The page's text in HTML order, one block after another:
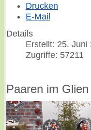
Drucken
E-Mail
Details
Erstellt: 25. Juni
Zugriffe: 57211
Paaren im